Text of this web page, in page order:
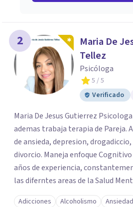
2
Maria De
Tellez
Psicóloga
5 / 5
Verificado
Maria De Jesus Gutierrez
ademas trabaja terapia de Pareja.
de ansieda, depresion,
divorcio. Maneja enfoque
años de experiencia,
las diferntes areas de la Salud
Adicciones Alcoholismo Ansiedad